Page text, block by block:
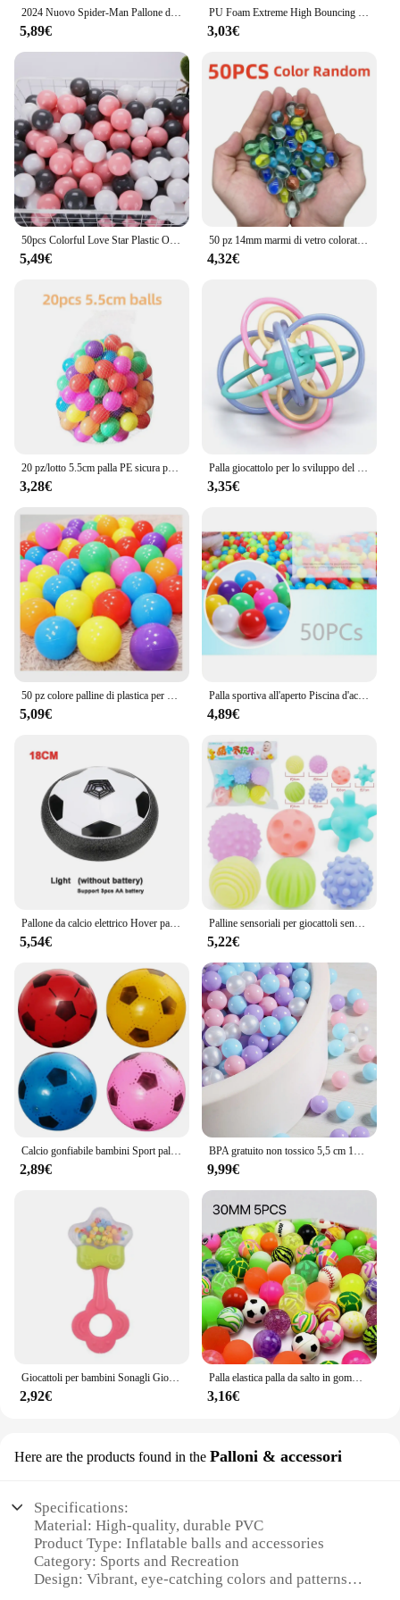
2024 Nuovo Spider-Man Pallone da calcio Studente Calcio Campus Gioco di allenamento Calcio in PVC Regalo di compleanno per bambini Giocattolo Regali di festa
5,89€
PU Foam Extreme High Bouncing Balls for Kids Sports Toys Space Ball palline sensoriali per bambini atleta Training Ball giochi all'aperto
3,03€
50pcs Colorful Love Star Plastic Ocean Ball Pits eco-friendly Funny Baby Kid Swim Pit Play Toy Water Pool Ocean Wave Balls regali
5,49€
50 pz 14mm marmi di vetro colorato giocattolo bambini palline di marmo Run Game Solitaire Toy Accs vaso Filler & Fish Tank giocattoli per la casa regalo
4,32€
3,28€ 3,35€
5,09€
Palla sportiva all'aperto Piscina d'acqua ecologica Palla dell'onda dell'oceano 50/100 pezzi 5,5 cm Palla d'aria antistress Giocattoli divertenti per bambini Kid Ballenbak
4,89€
5,54€
Palline sensoriali per giocattoli sensoriali per bambini 1 2 anni attività strutturata Multi Soft Ball giocattoli Montessori per bambini 6-12 mesi
5,22€
2,89€ 9,99€
Giocattoli per bambini Sonagli Giocattoli educativi per bambini Afferrare fori Palle per culle appena nate Passeggino Campane a mano di sicurezza morbide Baby Speelgoed
2,92€
Palla elastica palla da salto in gomma arcobaleno bicolore opaco solido palla elastica colorata palla galleggiante divertente palla uovo torsione macchina giocattolo
3,16€
Here are the products found in the Palloni & accessori
Specifications:
Material: High-quality, durable PVC
Product Type: Inflatable balls and accessories
Category: Sports and Recreation
Design: Vibrant, eye-catching colors and patterns